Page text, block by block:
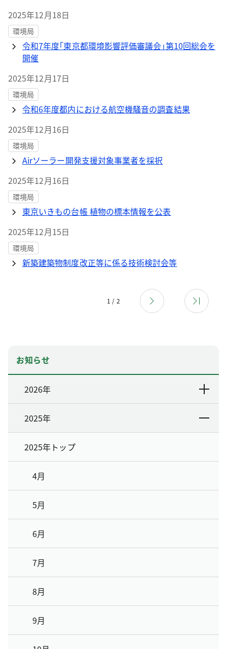
2025年12月18日
環境局
令和7年度｢東京都環境影響評価審議会｣第10回総会を
開催
2025年12月17日
環境局
令和6年度都内における航空機騒音の調査結果
2025年12月16日
環境局
Airソーラー開発支援対象事業者を採択
2025年12月16日
環境局
東京いきもの台帳 植物の標本情報を公表
2025年12月15日
環境局
新築建築物制度改正等に係る技術検討会等
1 / 2
お知らせ
2026年
2025年
2025年トップ
4月
5月
6月
7月
8月
9月